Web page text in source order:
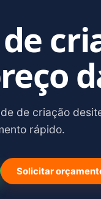
de criação
rápido.
Solicitar